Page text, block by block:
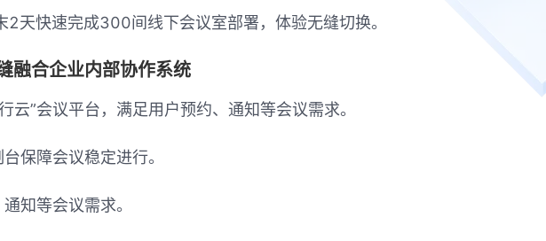
天快速完成300间线下会议室部署，体验无缝切换。
融合企业内部协作系统
云”会议平台，满足用户预约、通知等会议需求。
保障会议稳定进行。
知等会议需求。